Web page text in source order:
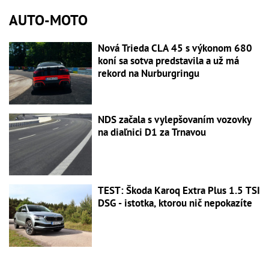
AUTO-MOTO
Nová Trieda CLA 45 s výkonom 680
koní sa sotva predstavila a už má
rekord na Nurburgringu
NDS začala s vylepšovaním vozovky
na diaľnici D1 za Trnavou
TEST: Škoda Karoq Extra Plus 1.5 TSI
DSG - istotka, ktorou nič nepokazíte